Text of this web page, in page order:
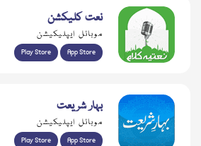
نعت کلیکشن
موبائل ایپلیکیشن
Play Store App Store
بہار شریعت
موبائل ایپلیکیشن
Play Store App Store